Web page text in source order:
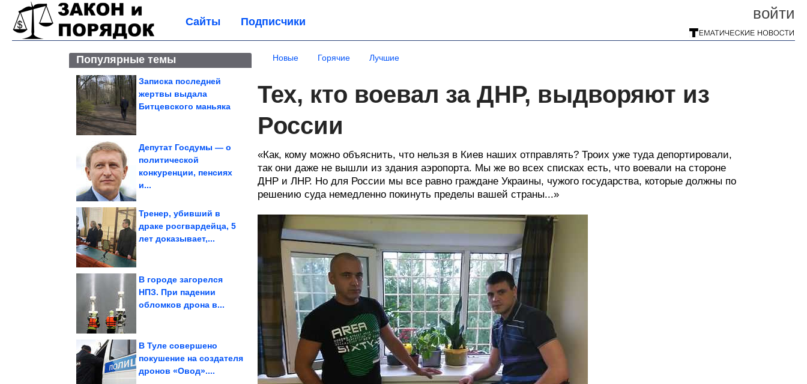
войти
Сайты Подписчики
Популярные темы
Записка последней
жертвы выдала
Битцевского маньяка
Депутат Госдумы — о
политической
конкуренции, пенсиях
и...
Тренер, убивший в
драке росгвардейца, 5
лет доказывает,...
В городе загорелся
НПЗ. При падении
обломков дрона в...
В Туле совершено
покушение на создателя
дронов «Овод»....
Новые Горячие Лучшие
Тех, кто воевал за ДНР, выдворяют из
России
«Как, кому можно объяснить, что нельзя в Киев наших отправлять? Троих уже туда депортировали,
так они даже не вышли из здания аэропорта. Мы же во всех списках есть, что воевали на стороне
ДНР и ЛНР. Но для России мы все равно граждане Украины, чужого государства, которые должны по
решению суда немедленно покинуть пределы вашей страны...»